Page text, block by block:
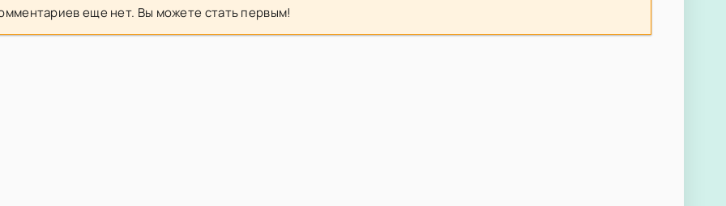
еще нет. Вы можете стать первым!